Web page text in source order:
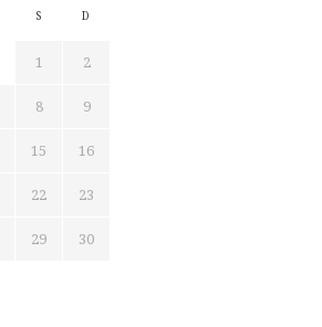
S D
1 2
8 9
15 16
22 23
29 30